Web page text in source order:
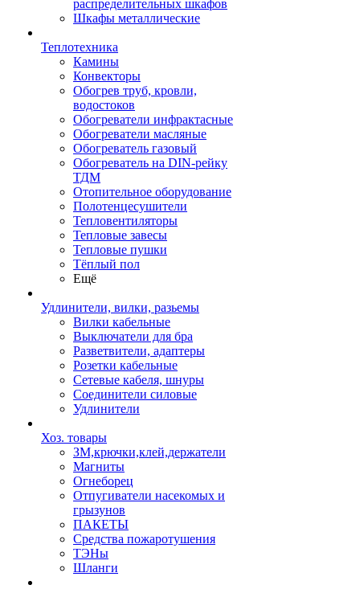
распределительных шкафов
Шкафы металлические
Теплотехника
Камины
Конвекторы
Обогрев труб, кровли,
водостоков
Обогреватели инфрактасные
Обогреватели масляные
Обогреватель газовый
Обогреватель на DIN-рейку
ТДМ
Отопительное оборудование
Полотенцесушители
Тепловентиляторы
Тепловые завесы
Тепловые пушки
Тёплый пол
Ещё
Удлинители, вилки, разьемы
Вилки кабельные
Выключатели для бра
Разветвители, адаптеры
Розетки кабельные
Сетевые кабеля, шнуры
Соединители силовые
Удлинители
Хоз. товары
ЗМ,крючки,клей,держатели
Магниты
Огнеборец
Отпугиватели насекомых и
грызунов
ПАКЕТЫ
Средства пожаротушения
ТЭНы
Шланги